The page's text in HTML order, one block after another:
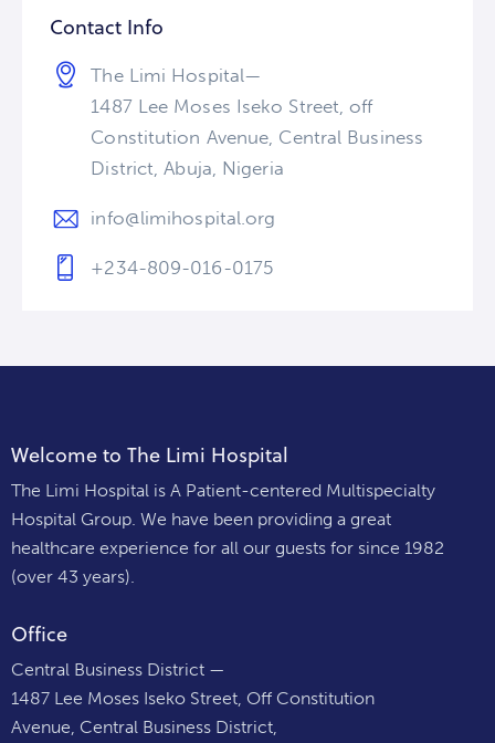
Contact Info
The Limi Hospital—
1487 Lee Moses Iseko Street, off
Constitution Avenue, Central Business
District, Abuja, Nigeria
info@limihospital.org
+234-809-016-0175
Welcome to The Limi Hospital
The Limi Hospital is A Patient-centered Multispecialty
Hospital Group. We have been providing a great
healthcare experience for all our guests for since 1982
(over 43 years).
Office
Central Business District —
1487 Lee Moses Iseko Street, Off Constitution
Avenue, Central Business District,